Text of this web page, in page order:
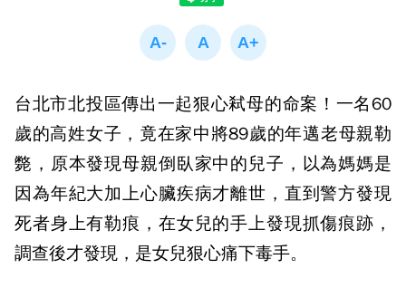
台北市北投區傳出一起狠心弒母的命案！一名60
歲的高姓女子，竟在家中將89歲的年邁老母親勒
斃，原本發現母親倒臥家中的兒子，以為媽媽是
因為年紀大加上心臟疾病才離世，直到警方發現
死者身上有勒痕，在女兒的手上發現抓傷痕跡，
調查後才發現，是女兒狠心痛下毒手。